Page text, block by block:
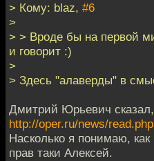
> Кому: blaz, #6
>
> > Вроде бы на первой
и говорит :)
>
> Здесь "алаверды" в
Дмитрий Юрьевич сказал,
http://oper.ru/news/
Насколько я понимаю,
прав таки Алексей.